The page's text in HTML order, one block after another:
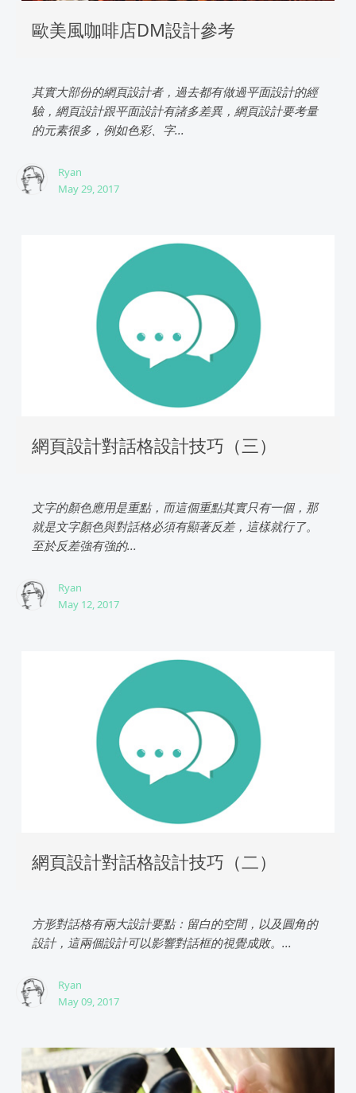
歐美風咖啡店DM設計參考
其實大部份的網頁設計者，過去都有做過平面設計的經
驗，網頁設計跟平面設計有諸多差異，網頁設計要考量
的元素很多，例如色彩、字...
Ryan
May 29, 2017
網頁設計對話格設計技巧（三）
文字的顏色應用是重點，而這個重點其實只有一個，那
就是文字顏色與對話格必須有顯著反差，這樣就行了。
至於反差強有強的...
Ryan
May 12, 2017
網頁設計對話格設計技巧（二）
方形對話格有兩大設計要點：留白的空間，以及圓角的
設計，這兩個設計可以影響對話框的視覺成敗。...
Ryan
May 09, 2017